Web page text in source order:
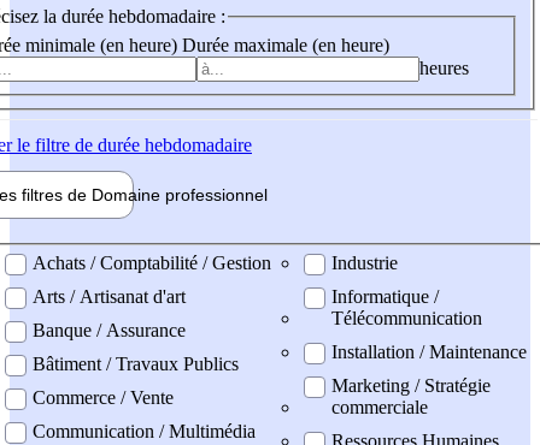
la durée hebdomadaire :
minimale (en heure) Durée maximale (en heure)
heures
le filtre de durée hebdomadaire
filtres de Domaine professionnel
professionel
Achats / Comptabilité / Gestion
Arts / Artisanat d'art
Banque / Assurance
Bâtiment / Travaux Publics
Commerce / Vente
Communication / Multimédia
Industrie
Informatique /
Télécommunication
Installation / Maintenance
Marketing / Stratégie
commerciale
Ressources Humaines